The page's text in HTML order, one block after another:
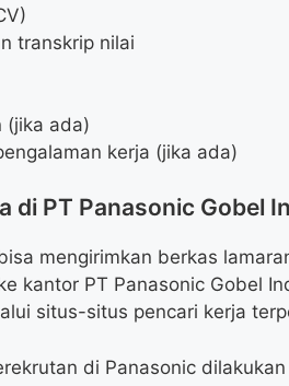
transkrip nilai
(jika ada)
kerja (jika ada)
di PT Panasonic Gobel
mengirimkan berkas
kantor PT Panasonic Gobel
situs-situs pencari kerja
di Panasonic